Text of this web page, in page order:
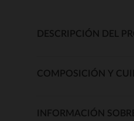
DESCRIPCIÓN DEL
COMPOSICIÓN Y
INFORMACIÓN